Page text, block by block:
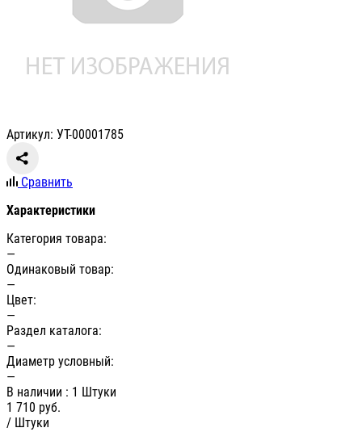
Артикул: УТ-00001785
Сравнить
Характеристики
Категория товара:
—
Одинаковый товар:
—
Цвет:
—
Раздел каталога:
—
Диаметр условный:
—
В наличии : 1 Штуки
1 710 руб.
/ Штуки